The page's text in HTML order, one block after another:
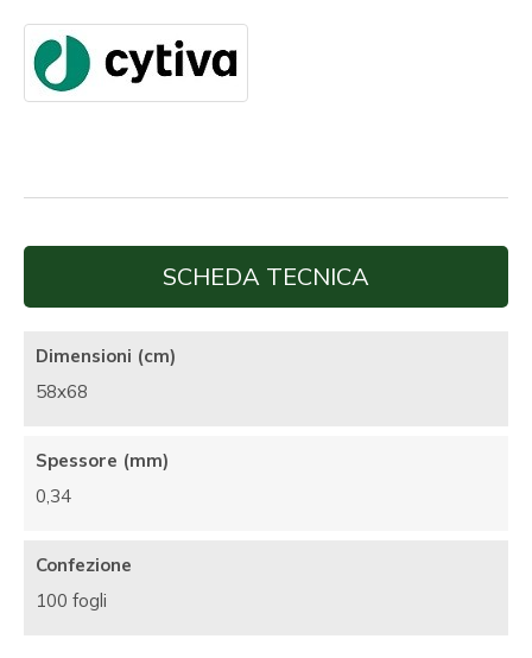
SCHEDA TECNICA
Dimensioni (cm)
58x68
Spessore (mm)
0,34
Confezione
100 fogli